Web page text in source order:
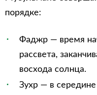
порядке:
Фаджр — время
рассвета,
восхода солнца.
Зухр — в